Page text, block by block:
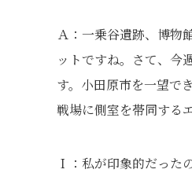
Ａ：一乗谷遺跡、博物
ットですね。さて、今
す。小田原市を一望で
戦場に側室を帯同する
Ｉ：私が印象的だった